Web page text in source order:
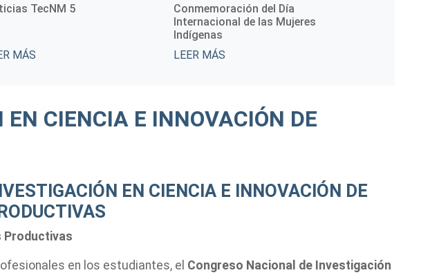
del Día
MÁS
Noticias TecNM 2
LEER MÁS
CIENCIA E INNOVACIÓN DE
EN CIENCIA E INNOVACIÓN DE
Productivas
en los estudiantes, el Congreso Nacional de Investigación